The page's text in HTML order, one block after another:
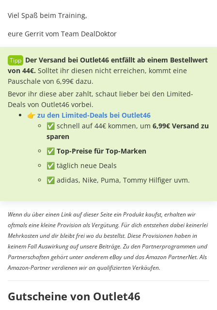
Viel Spaß beim Training,
eure Gerrit vom Team DealDoktor
Der Versand bei Outlet46 entfällt ab einem Bestellwert
von 44€. Solltet ihr diesen nicht erreichen, kommt eine
Pauschale von 6,99€ dazu.
Bevor ihr diese aber zahlt, schaut lieber bei den Limited-
Deals von Outlet46 vorbei.
👉 zu den Limited-Deals bei Outlet46
✅ schnell auf 44€ kommen, um 6,99€ Versand zu
sparen
✅ Top-Preise für Top-Marken
✅ täglich neue Deals
✅ adidas, Nike, Puma, Tommy Hilfiger uvm.
Wenn du über einen Link auf dieser Seite ein Produkt kaufst, erhalten wir
oftmals eine kleine Provision als Vergütung. Für dich entstehen dabei keinerlei
Mehrkosten und dir bleibt frei wo du bestellst. Diese Provisionen haben in
keinem Fall Auswirkung auf unsere Beiträge. Zu den Partnerprogrammen und
Partnerschaften gehört unter anderem eBay und das Amazon PartnerNet. Als
Amazon-Partner verdienen wir an qualifizierten Verkäufen.
Gutscheine von Outlet46